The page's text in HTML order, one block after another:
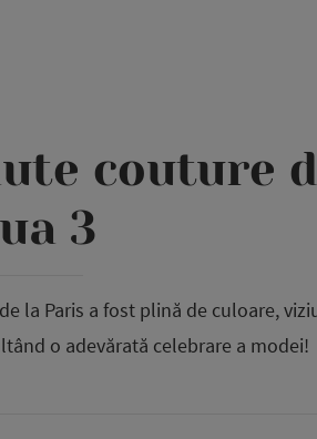
couture
3
la Paris a fost plină de culoare,
o adevărată celebrare a modei!